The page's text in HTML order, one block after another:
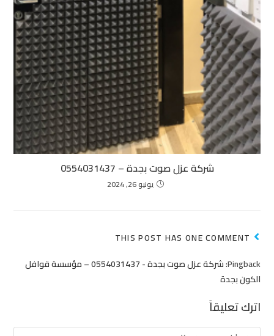
شركة عزل صوت بجدة – 0554031437
يونيو 26, 2024
THIS POST HAS ONE COMMENT
Pingback:
شركة عزل صوت بجدة - 0554031437 – مؤسسة قوافل
الكون بجدة
اترك تعليقاً